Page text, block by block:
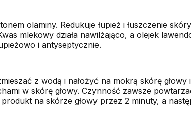
olaminy. Redukuje łupież i łuszczenie skóry
mlekowy działa nawilżająco, a olejek
i antyseptycznie.
z wodą i nałożyć na mokrą skórę głowy i
w skórę głowy. Czynność zawsze
na skórze głowy przez 2 minuty, a